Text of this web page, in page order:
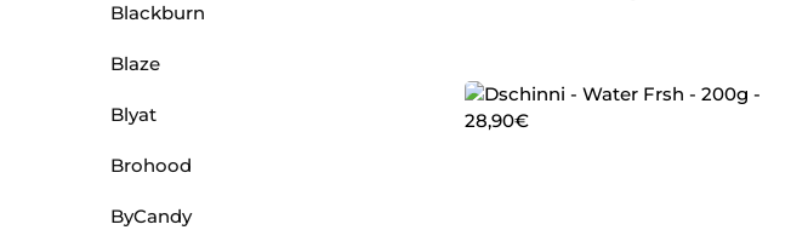
Blackburn
Blaze
Blyat
Brohood
ByCandy